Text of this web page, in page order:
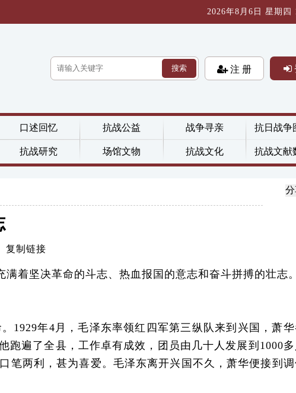
2026年8月6日 星期四
搜索 注 册
口述回忆 抗战公益 战争寻亲 抗日战争
抗战研究 场馆文物 抗战文化 抗战文献
复制链接
着坚决革命的斗志、热血报国的意志和奋斗拼搏的壮志
年4月，毛泽东率领红四军第三纵队来到兴国，萧
跑遍了全县，工作卓有成效，团员由几十人发展到1000
笔两利，甚为喜爱。毛泽东离开兴国不久，萧华便接到